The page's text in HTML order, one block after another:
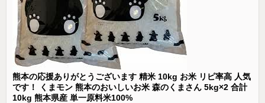
熊本の応援ありがとうございます 精米 10kg お米 リピ率高 人気
です！ くまモン 熊本のおいしいお米 森のくまさん 5kg×2 合計
10kg 熊本県産 単一原料米100%